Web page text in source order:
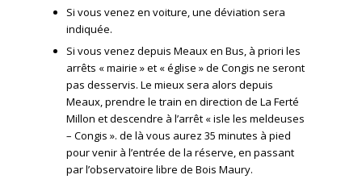
Si vous venez en voiture, une déviation sera
indiquée.
Si vous venez depuis Meaux en Bus, à priori les
arrêts « mairie » et « église » de Congis ne seront
pas desservis. Le mieux sera alors depuis
Meaux, prendre le train en direction de La Ferté
Millon et descendre à l’arrêt « isle les meldeuses
– Congis ». de là vous aurez 35 minutes à pied
pour venir à l’entrée de la réserve, en passant
par l’observatoire libre de Bois Maury.